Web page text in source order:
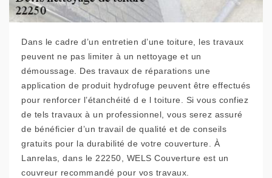
Dans le cadre d’un entretien d’une toiture, les travaux
peuvent ne pas limiter à un nettoyage et un
démoussage. Des travaux de réparations une
application de produit hydrofuge peuvent être effectués
pour renforcer l’étanchéité d e l toiture. Si vous confiez
de tels travaux à un professionnel, vous serez assuré
de bénéficier d’un travail de qualité et de conseils
gratuits pour la durabilité de votre couverture. À
Lanrelas, dans le 22250, WELS Couverture est un
couvreur recommandé pour vos travaux.